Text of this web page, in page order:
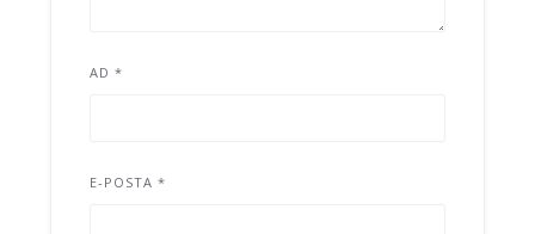
AD *
E-POSTA *